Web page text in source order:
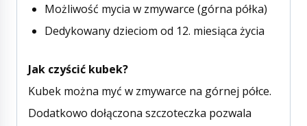
Możliwość mycia w zmywarce (górna półka)
Dedykowany dzieciom od 12. miesiąca życia
Jak czyścić kubek?
Kubek można myć w zmywarce na górnej półce.
Dodatkowo dołączona szczoteczka pozwala